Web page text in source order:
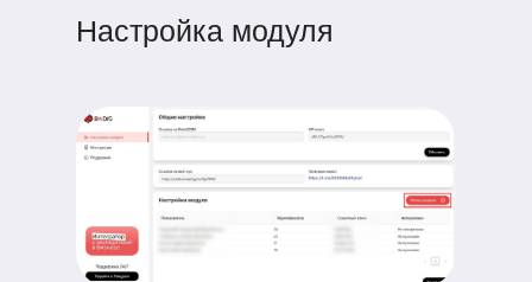
Настройка модуля